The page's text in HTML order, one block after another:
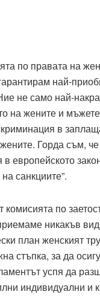
по правата на
най-
не само най-
на жените и
в
Горда съм, че
европейското
санкциите”.
по
никакъв
план женският
стъпка, за да
успя да
индивидуални и